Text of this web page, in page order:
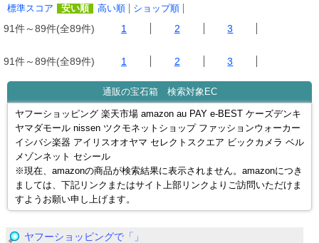
標準スコア 安い順 高い順 ショップ順
91件～89件(全89件) 1 2 3
91件～89件(全89件) 1 2 3
通販の宝石箱 検索対象EC
ヤフーショッピング 楽天市場 amazon au PAY e-BEST ケーズデンキ
ヤマダモール nissen ツクモネットショップ ファッションウォーカー
イシバシ楽器 アイリスオオヤマ セレクトスクエア ビックカメラ ベル
メゾンネット セシール
※現在、amazonの商品が検索結果に表示されません。amazonにつき
ましては、下記リンクまたはサイト上部リンクよりご訪問いただけま
すようお願い申し上げます。
ヤフーショッピングで「」